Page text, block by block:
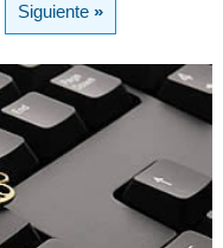
Siguiente»